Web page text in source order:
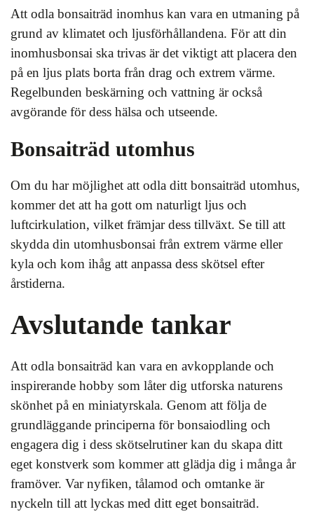
Att odla bonsaiträd inomhus kan vara en utmaning på
grund av klimatet och ljusförhållandena. För att din
inomhusbonsai ska trivas är det viktigt att placera den
på en ljus plats borta från drag och extrem värme.
Regelbunden beskärning och vattning är också
avgörande för dess hälsa och utseende.
Bonsaiträd utomhus
Om du har möjlighet att odla ditt bonsaiträd utomhus,
kommer det att ha gott om naturligt ljus och
luftcirkulation, vilket främjar dess tillväxt. Se till att
skydda din utomhusbonsai från extrem värme eller
kyla och kom ihåg att anpassa dess skötsel efter
årstiderna.
Avslutande tankar
Att odla bonsaiträd kan vara en avkopplande och
inspirerande hobby som låter dig utforska naturens
skönhet på en miniatyrskala. Genom att följa de
grundläggande principerna för bonsaiodling och
engagera dig i dess skötselrutiner kan du skapa ditt
eget konstverk som kommer att glädja dig i många år
framöver. Var nyfiken, tålamod och omtanke är
nyckeln till att lyckas med ditt eget bonsaiträd.